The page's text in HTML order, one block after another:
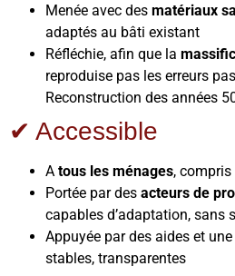
Menée avec des matériaux
adaptés au bâti existant
Réfléchie, afin que la
reproduise pas les erreurs
Reconstruction des années
✔ Accessible
A tous les ménages,
Portée par des acteurs de
capables d’adaptation, sans
Appuyée par des aides et
stables, transparentes